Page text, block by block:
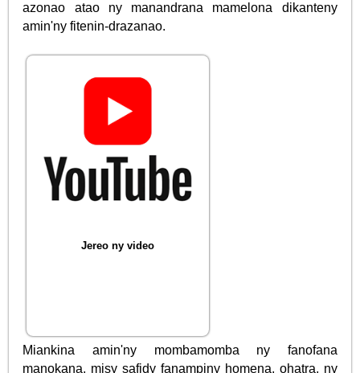
azonao atao ny manandrana mamelona dikanteny
amin'ny fitenin-drazanao.
Jereo ny video
Miankina amin'ny mombamomba ny fanofana
manokana, misy safidy fanampiny homena, ohatra, ny